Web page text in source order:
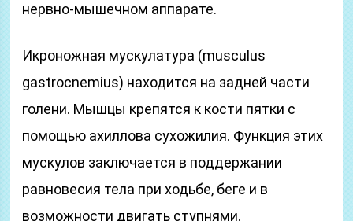
нервно-мышечном аппарате.
Икроножная мускулатура (musculus
gastrocnemius) находится на задней части
голени. Мышцы крепятся к кости пятки с
помощью ахиллова сухожилия. Функция этих
мускулов заключается в поддержании
равновесия тела при ходьбе, беге и в
возможности двигать ступнями.